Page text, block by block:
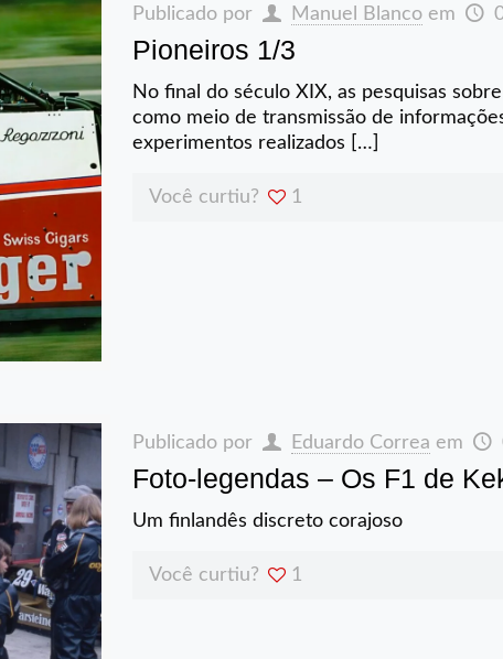
Publicado por Manuel Blanco em
Pioneiros 1/3
No final do século XIX, as pesquisas
como meio de transmissão de
experimentos realizados […]
Você curtiu? 1
Publicado por Eduardo Correa em
Foto-legendas – Os F1 de
Um finlandês discreto corajoso
Você curtiu? 1